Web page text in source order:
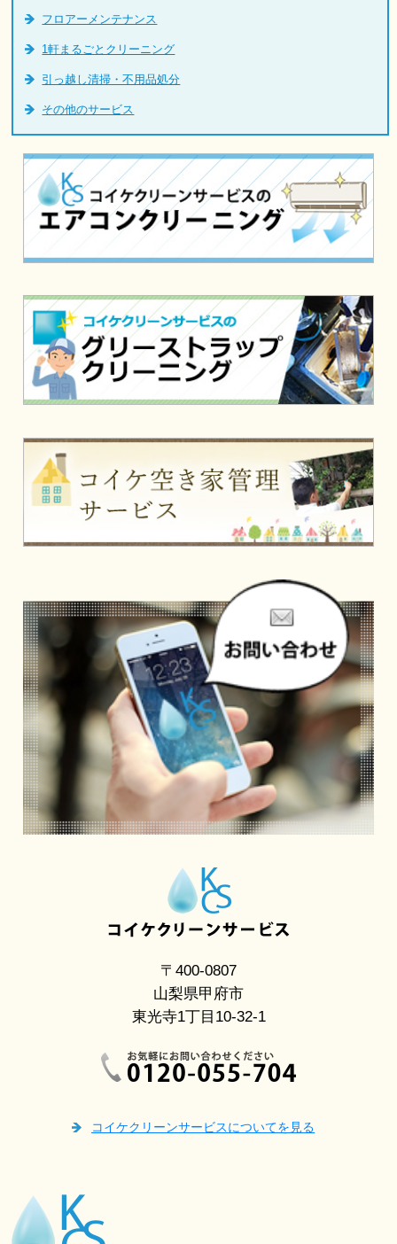
フロアーメンテナンス
1軒まるごとクリーニング
引っ越し清掃・不用品処分
その他のサービス
〒400-0807
山梨県甲府市
東光寺1丁目10-32-1
コイケクリーンサービスについてを見る